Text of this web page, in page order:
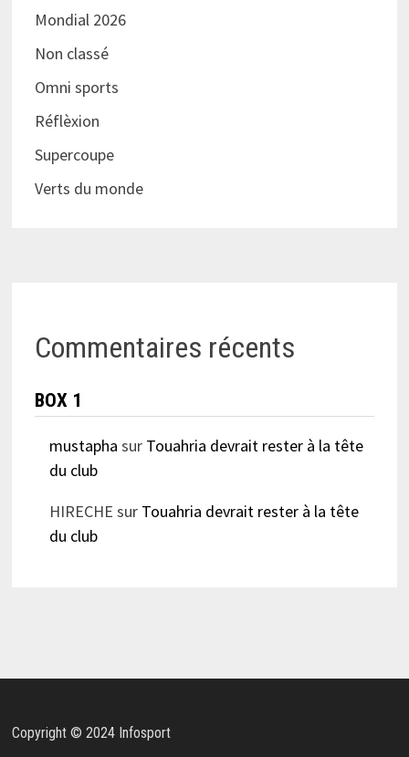
Mondial 2026
Non classé
Omni sports
Réflèxion
Supercoupe
Verts du monde
Commentaires récents
BOX 1
mustapha sur Touahria devrait rester à la tête
du club
HIRECHE sur Touahria devrait rester à la tête
du club
Copyright © 2024 Infosport